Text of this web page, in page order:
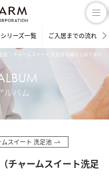
シリーズ一覧 ご入居までの流れ
池 チャームスイート 洗足池 の暮らしのアルバム
ルバム
ムスイート 洗足池
チャームスイート洗足